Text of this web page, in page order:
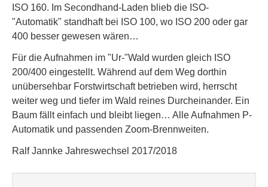
ISO 160. Im Secondhand-Laden blieb die ISO-
"Automatik" standhaft bei ISO 100, wo ISO 200 oder gar
400 besser gewesen wären…
Für die Aufnahmen im "Ur-"Wald wurden gleich ISO
200/400 eingestellt. Während auf dem Weg dorthin
unübersehbar Forstwirtschaft betrieben wird, herrscht
weiter weg und tiefer im Wald reines Durcheinander. Ein
Baum fällt einfach und bleibt liegen… Alle Aufnahmen P-
Automatik und passenden Zoom-Brennweiten.
Ralf Jannke Jahreswechsel 2017/2018